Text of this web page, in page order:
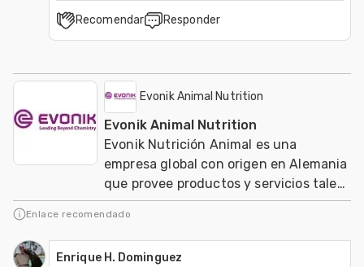
Recomendar Responder
Evonik Animal Nutrition
Evonik Animal Nutrition
Evonik Nutrición Animal es una
empresa global con origen en Alemania
que provee productos y servicios tales
como aminoacidos y probióticos para
aves y cerdo
Enlace recomendado
Enrique H. Dominguez